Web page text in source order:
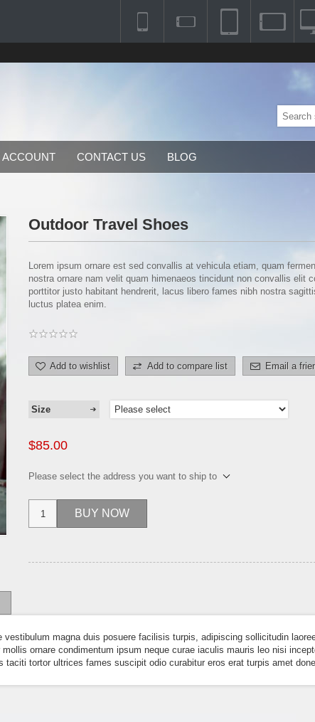
ACCOUNT CONTACT US BLOG
Outdoor Travel Shoes
Lorem ipsum ornare est sed convallis at vehicula etiam, quam
nostra ornare nam velit quam himenaeos tincidunt non convallis elit
porttitor justo habitant hendrerit, lacus libero fames nibh nostra
luctus platea enim.
Add to wishlist Add to compare list Email a
Size
$85.00
Please select the address you want to ship to
BUY NOW
magna duis posuere facilisis turpis, adipiscing sollicitudin
ornare condimentum ipsum neque curae iaculis mauris leo nisi
tortor ultrices fames suscipit odio curabitur eros erat turpis amet